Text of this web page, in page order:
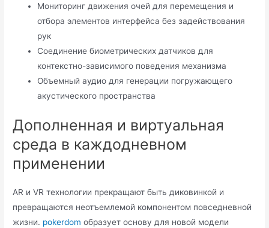
Мониторинг движения очей для перемещения и
отбора элементов интерфейса без задействования
рук
Соединение биометрических датчиков для
контекстно-зависимого поведения механизма
Объемный аудио для генерации погружающего
акустического пространства
Дополненная и виртуальная
среда в каждодневном
применении
AR и VR технологии прекращают быть диковинкой и
превращаются неотъемлемой компонентом повседневной
жизни. pokerdom образует основу для новой модели